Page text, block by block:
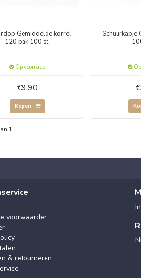
Gemiddelde korrel
120 pak 100 st.
Op voorraad
€9,90
Kopen
Schuurkapje
Op
1
voorwaarden
& retourneren